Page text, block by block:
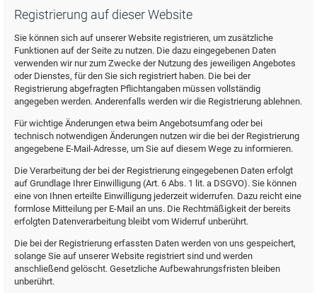
Registrierung auf dieser Website
Sie können sich auf unserer Website registrieren, um zusätzliche
Funktionen auf der Seite zu nutzen. Die dazu eingegebenen Daten
verwenden wir nur zum Zwecke der Nutzung des jeweiligen Angebotes
oder Dienstes, für den Sie sich registriert haben. Die bei der
Registrierung abgefragten Pflichtangaben müssen vollständig
angegeben werden. Anderenfalls werden wir die Registrierung ablehnen.
Für wichtige Änderungen etwa beim Angebotsumfang oder bei
technisch notwendigen Änderungen nutzen wir die bei der Registrierung
angegebene E-Mail-Adresse, um Sie auf diesem Wege zu informieren.
Die Verarbeitung der bei der Registrierung eingegebenen Daten erfolgt
auf Grundlage Ihrer Einwilligung (Art. 6 Abs. 1 lit. a DSGVO). Sie können
eine von Ihnen erteilte Einwilligung jederzeit widerrufen. Dazu reicht eine
formlose Mitteilung per E-Mail an uns. Die Rechtmäßigkeit der bereits
erfolgten Datenverarbeitung bleibt vom Widerruf unberührt.
Die bei der Registrierung erfassten Daten werden von uns gespeichert,
solange Sie auf unserer Website registriert sind und werden
anschließend gelöscht. Gesetzliche Aufbewahrungsfristen bleiben
unberührt.